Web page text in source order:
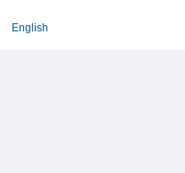
English